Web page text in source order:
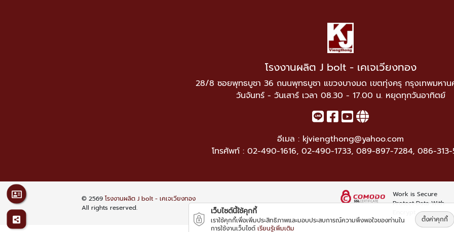
โรงงานผลิต J bolt - เคเจเวียงทอง
28/8 ซอยพุทธบูชา 36 ถนนพุทธบูชา แขวงบางมด เขตทุ่งครุ กรุงเทพมหาน
วันจันทร์ - วันเสาร์ เวลา 08.30 - 17.00 น. หยุดทุกวันอาทิตย์
อีเมล : kjviengthong@yahoo.com
โทรศัพท์ : 02-490-1616, 02-490-1733, 089-897-7284, 086-313-
© 2569โรงงานผลิต J bolt - เคเจเวียงทอง
All rights reserved.
Work is Secure
Protect Data With
เว็บไซต์นี้ใช้คุกกี้
เราใช้คุกกี้เพื่อเพิ่มประสิทธิภาพและมอบประสบการณ์ความพึงพอใจของท่านใน
การใช้งานเว็บไซต์ เรียนรู้เพิ่มเติม
ตั้งค่าคุกกี้